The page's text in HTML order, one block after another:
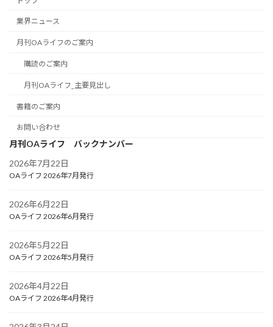
業界ニュース
月刊OAライフのご案内
購読のご案内
月刊OAライフ_主要見出し
書籍のご案内
お問い合わせ
月刊OAライフ バックナンバー
2026年7月22日
OAライフ 2026年7月発行
2026年6月22日
OAライフ 2026年6月発行
2026年5月22日
OAライフ 2026年5月発行
2026年4月22日
OAライフ 2026年4月発行